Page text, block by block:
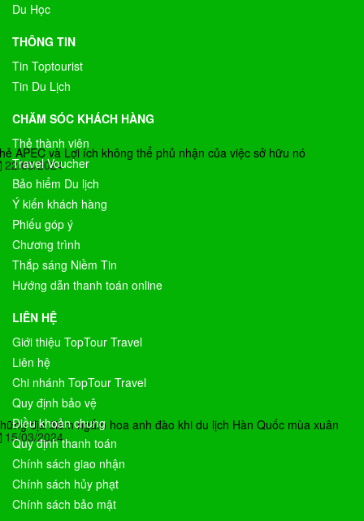
APEC và Lợi ích không thể phủ nhận của việc sở hữu nó
22/03/2024
địa điểm ngắm hoa anh đào khi du lịch Hàn Quốc mùa xuân
15/03/2024
Du Học
THÔNG TIN
Tin Toptourist
Tin Du Lịch
CHĂM SÓC KHÁCH HÀNG
Thẻ thành viên
Travel Voucher
Bảo hiểm Du lịch
Ý kiến khách hàng
Phiếu góp ý
Chương trình
Thắp sáng Niềm Tin
Hướng dẫn thanh toán online
LIÊN HỆ
Giới thiệu TopTour Travel
Liên hệ
Chi nhánh TopTour Travel
Quy định bảo vệ
Điều khoản chung
Quy định thanh toán
Chính sách giao nhận
Chính sách hủy phạt
Chính sách bảo mật